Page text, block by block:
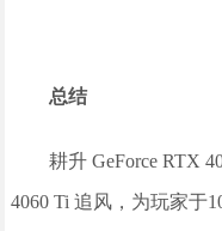
总结
耕升 GeForce RTX
4060 Ti 追风，为玩家于